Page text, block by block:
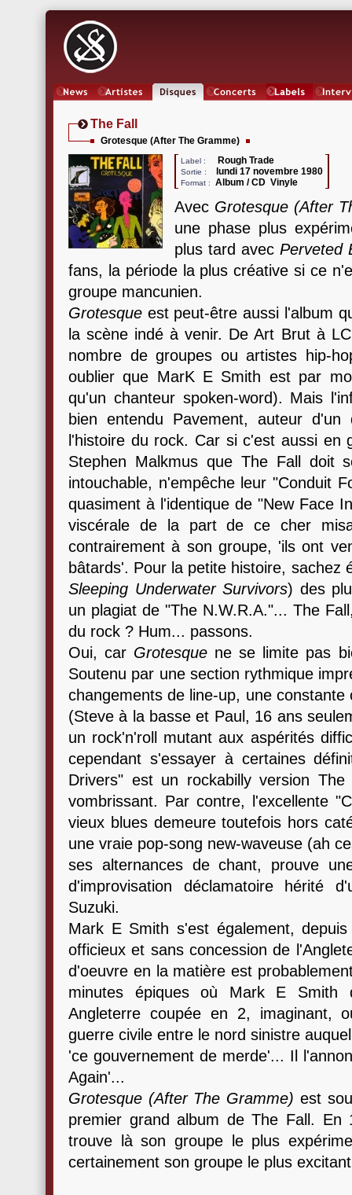
The Fall
Grotesque (After The Gramme)
Label : Rough Trade
Sortie : lundi 17 novembre 1980
Format : Album / CD Vinyle
Avec Grotesque (After
une phase plus
plus tard avecPerveted
fans, la période la plus créative si ce
groupe mancunien.
Grotesque est peut-être aussi l'album
la scène indé à venir. De Art Brut à
nombre de groupes ou artistes hip-
oublier que MarK E Smith est par
qu'un chanteur spoken-word). Mais
bien entendu Pavement, auteur
l'histoire du rock. Car si c'est aussi en
Stephen Malkmus que The Fall doit
intouchable, n'empêche leur "Conduit
quasiment à l'identique de "New Face
viscérale de la part de ce cher
contrairement à son groupe, 'ils ont
bâtards'. Pour la petite histoire, sachez
Sleeping Underwater Survivors) des
un plagiat de "The N.W.R.A."... The
du rock ? Hum... passons.
Oui, car Grotesque ne se limite pas
Soutenu par une section rythmique
changements de line-up, une
(Steve à la basse et Paul, 16 ans
un rock'n'roll mutant aux aspérités
cependant s'essayer à certaines
Drivers" est un rockabilly version
vombrissant. Par contre, l'excellente
vieux blues demeure toutefois hors
une vraie pop-song new-waveuse (ah
ses alternances de chant, prouve
d'improvisation déclamatoire hérité
Suzuki.
Mark E Smith s'est également,
officieux et sans concession de
d'oeuvre en la matière est
minutes épiques où Mark E Smith
Angleterre coupée en 2, imaginant,
guerre civile entre le nord sinistre
'ce gouvernement de merde'... Il
Again'...
Grotesque (After The Gramme) est
premier grand album de The Fall. En
trouve là son groupe le plus
certainement son groupe le plus